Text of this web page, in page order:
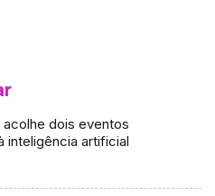
acolhe dois eventos
inteligência artificial